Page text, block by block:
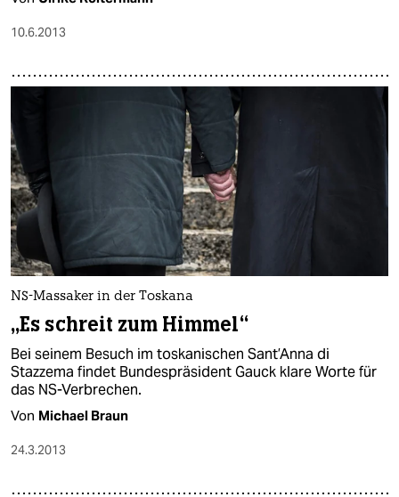
10.6.2013
NS-Massaker in der Toskana
„Es schreit zum Himmel“
Bei seinem Besuch im toskanischen Sant’Anna di
Stazzema findet Bundespräsident Gauck klare Worte für
das NS-Verbrechen.
Von Michael Braun
24.3.2013